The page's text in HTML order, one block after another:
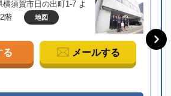
須賀市日の出町1-7 よ
階
地図
る メールする